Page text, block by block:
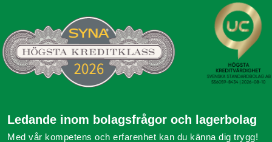
Ledande inom bolagsfrågor och lagerbolag
Med vår kompetens och erfarenhet kan du känna dig trygg!